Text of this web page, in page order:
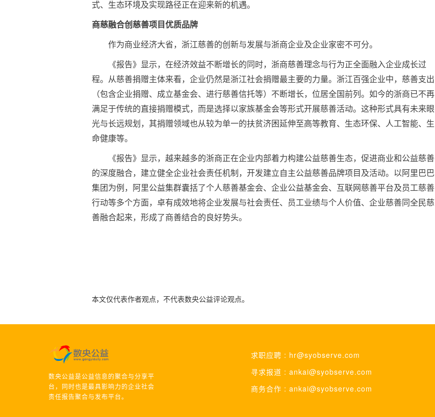
式、生态环境及实现路径正在迎来新的机遇。
商慈融合创慈善项目优质品牌
作为商业经济大省，浙江慈善的创新与发展与浙商企业及企业家密不可分。
《报告》显示，在经济效益不断增长的同时，浙商慈善理念与行为正全面融入企业成长过
程。从慈善捐赠主体来看，企业仍然是浙江社会捐赠最主要的力量。浙江百强企业中，慈善支出
（包含企业捐赠、成立基金会、进行慈善信托等）不断增长，位居全国前列。如今的浙商已不再
满足于传统的直接捐赠模式，而是选择以家族基金会等形式开展慈善活动。这种形式具有未来眼
光与长远规划，其捐赠领域也从较为单一的扶贫济困延伸至高等教育、生态环保、人工智能、生
命健康等。
《报告》显示，越来越多的浙商正在企业内部着力构建公益慈善生态，促进商业和公益慈善
的深度融合，建立健全企业社会责任机制，开发建立自主公益慈善品牌项目及活动。以阿里巴巴
集团为例，阿里公益集群囊括了个人慈善基金会、企业公益基金会、互联网慈善平台及员工慈善
行动等多个方面，卓有成效地将企业发展与社会责任、员工业绩与个人价值、企业慈善同全民慈
善融合起来，形成了商善结合的良好势头。
本文仅代表作者观点，不代表数央公益评论观点。
数央公益是公益信息的聚合与分享平
台，同时也是最具影响力的企业社会
责任报告聚合与发布平台。
求职应聘 : hr@syobserve.com
寻求报道 : ankai@syobserve.com
商务合作 : ankai@syobserve.com